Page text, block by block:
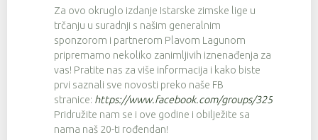
Za ovo okruglo izdanje Istarske zimske lige u
trčanju u suradnji s našim generalnim
sponzorom i partnerom Plavom Lagunom
pripremamo nekoliko zanimljivih iznenađenja za
vas! Pratite nas za više informacija i kako biste
prvi saznali sve novosti preko naše FB
stranice: https://www.facebook.com/groups/
Pridružite nam se i ove godine i obilježite sa
nama naš 20-ti rođendan!